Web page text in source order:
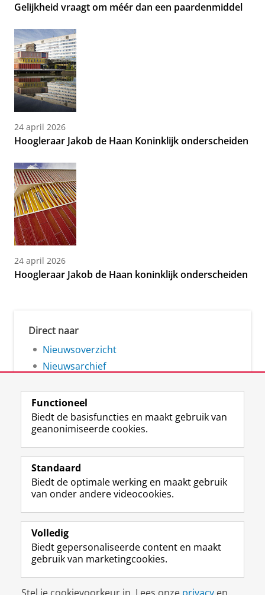
Gelijkheid vraagt om méér dan een paardenmiddel
24 april 2026
Hoogleraar Jakob de Haan Koninklijk onderscheiden
24 april 2026
Hoogleraar Jakob de Haan koninklijk onderscheiden
Direct naar
Nieuwsoverzicht
Nieuwsarchief
Volg de RUG
F
a
e
b
o
p
a
i
n
L
i
k
e
I
-
p
g
i
R
S
-
f
e
R
k
s
I
n
t
r
m
c
c
Y
o
T
e
k
a
a
Studiekiezers
Alumni
Over ons
Disclaimer & Copyright
Functioneel
Biedt de basisfuncties en maakt gebruik van
geanonimiseerde cookies.
Standaard
Biedt de optimale werking en maakt gebruik
van onder andere videocookies.
Volledig
Biedt gepersonaliseerde content en maakt
gebruik van marketingcookies.